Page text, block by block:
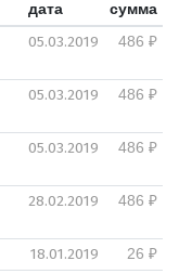
дата
сумма
05.03.2019 486 ₽
05.03.2019 486 ₽
05.03.2019 486 ₽
28.02.2019 486 ₽
18.01.2019
26 ₽